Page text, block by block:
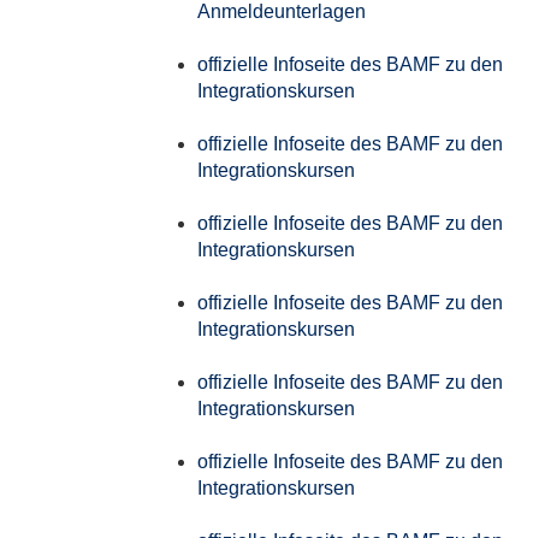
Anmeldeunterlagen
offizielle Infoseite des BAMF zu den
Integrationskursen
offizielle Infoseite des BAMF zu den
Integrationskursen
offizielle Infoseite des BAMF zu den
Integrationskursen
offizielle Infoseite des BAMF zu den
Integrationskursen
offizielle Infoseite des BAMF zu den
Integrationskursen
offizielle Infoseite des BAMF zu den
Integrationskursen